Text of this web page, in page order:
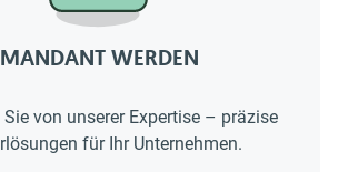
MANDANT WERDEN
Sie von unserer Expertise – präzise
für Ihr Unternehmen.